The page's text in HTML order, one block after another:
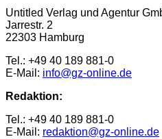
Untitled Verlag und Agentur
Jarrestr. 2
22303 Hamburg
Tel.: +49 40 189 881-0
E-Mail: info@gz-online.de
Redaktion:
Tel.: +49 40 189 881-0
E-Mail: redaktion@gz-online.de